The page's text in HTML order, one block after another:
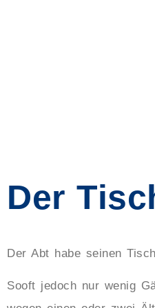
Der
Der Abt habe seinen
Sooft jedoch nur wenig